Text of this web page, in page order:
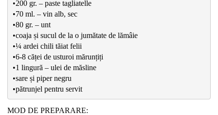
•200 gr. – paste tagliatelle
•70 ml. – vin alb, sec
•80 gr. – unt
•coaja și sucul de la o jumătate de lămâie
•¼ ardei chili tăiat felii
•6-8 căței de usturoi mărunțiți
•1 lingură – ulei de măsline
•sare și piper negru
•pătrunjel pentru servit
MOD DE PREPARARE: